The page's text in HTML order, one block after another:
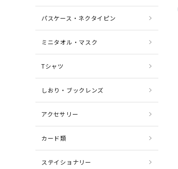
パスケース・ネクタイピン
ミニタオル・マスク
Tシャツ
しおり・ブックレンズ
アクセサリー
カード類
ステイショナリー